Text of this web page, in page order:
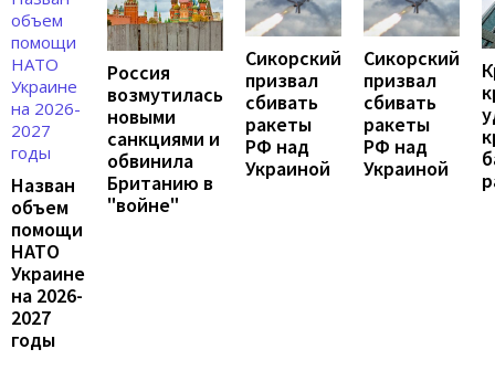
Назван
объем
помощи
НАТО
Украине
на 2026-
2027
годы
Россия
возмутилась
новыми
санкциями и
обвинила
Британию в
"войне"
Сикорский
призвал
сбивать
ракеты
РФ над
Украиной
Сикорский
призвал
сбивать
ракеты
РФ над
Украиной